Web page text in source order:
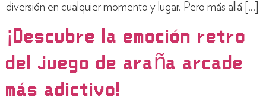
diversión en cualquier momento y lugar. Pero más allá […]
¡Descubre la emoción retro
del juego de araña arcade
más adictivo!